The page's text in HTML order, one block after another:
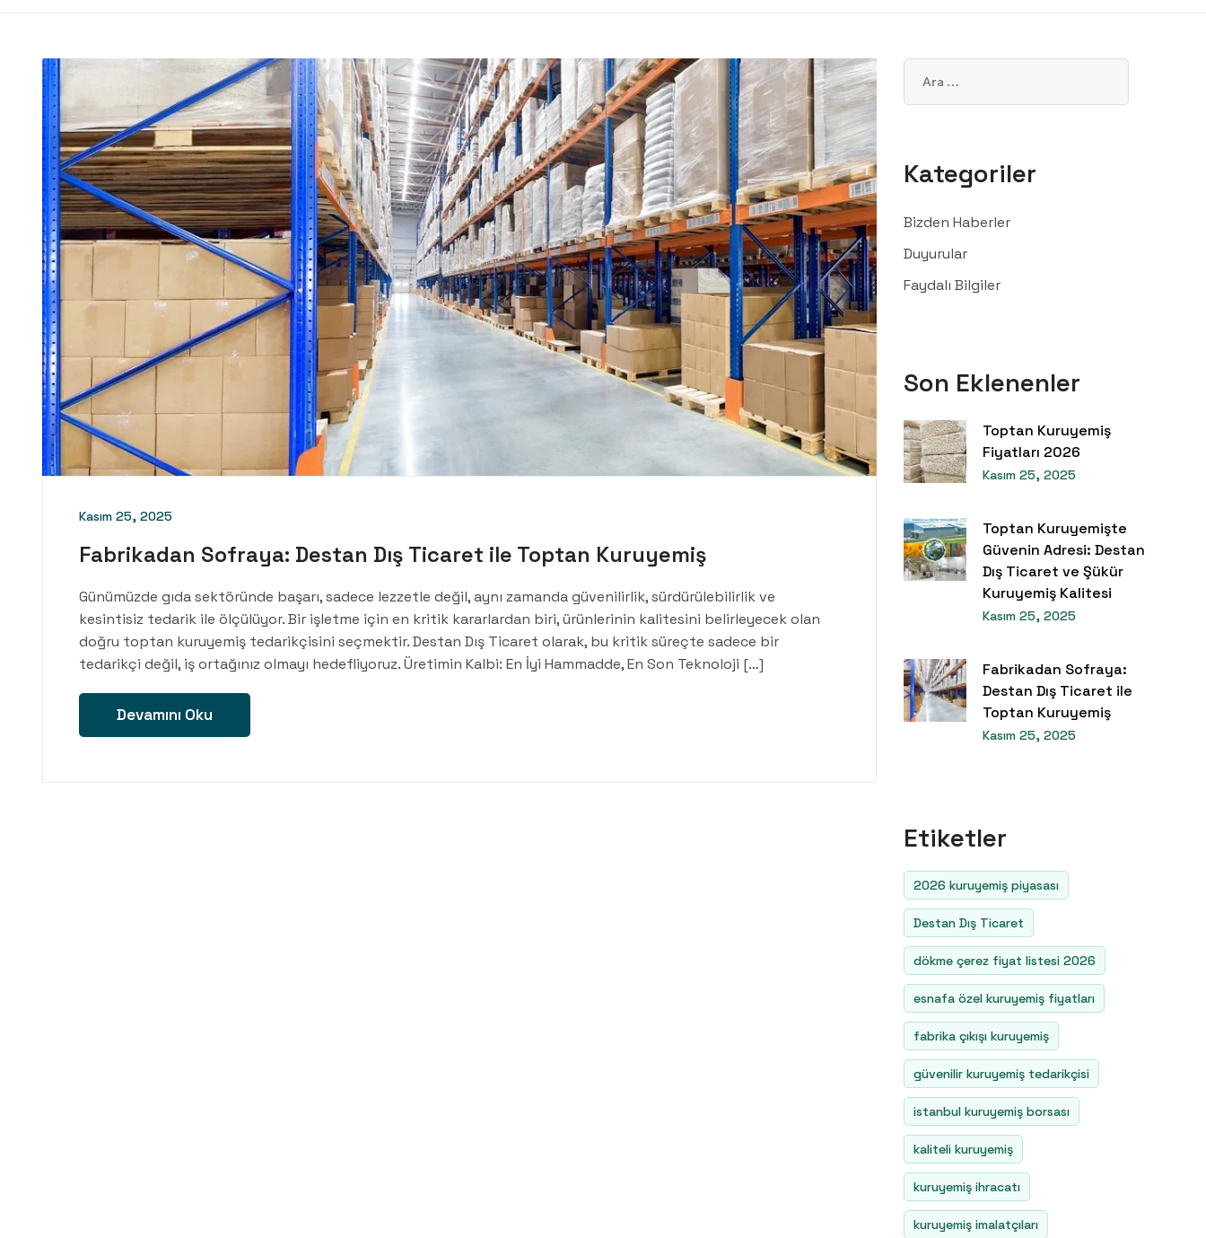
Kasım 25, 2025
Fabrikadan Sofraya: Destan Dış Ticaret ile Toptan Kuruyemiş
Günümüzde gıda sektöründe başarı, sadece lezzetle değil, aynı zamanda güvenilirlik, sürdürülebilirlik ve
kesintisiz tedarik ile ölçülüyor. Bir işletme için en kritik kararlardan biri, ürünlerinin kalitesini belirleyecek olan
doğru toptan kuruyemiş tedarikçisini seçmektir. Destan Dış Ticaret olarak, bu kritik süreçte sadece bir
tedarikçi değil, iş ortağınız olmayı hedefliyoruz. Üretimin Kalbi: En İyi Hammadde, En Son Teknoloji […]
Devamını Oku
Kategoriler
Bizden Haberler
Duyurular
Faydalı Bilgiler
Son Eklenenler
Toptan Kuruyemiş
Fiyatları 2026
Kasım 25, 2025
Toptan Kuruyemişte
Güvenin Adresi: Destan
Dış Ticaret ve Şükür
Kuruyemiş Kalitesi
Kasım 25, 2025
Fabrikadan Sofraya:
Destan Dış Ticaret ile
Toptan Kuruyemiş
Kasım 25, 2025
Etiketler
2026 kuruyemiş piyasası
Destan Dış Ticaret
dökme çerez fiyat listesi 2026
esnafa özel kuruyemiş fiyatları
fabrika çıkışı kuruyemiş
güvenilir kuruyemiş tedarikçisi
istanbul kuruyemiş borsası
kaliteli kuruyemiş
kuruyemiş ihracatı
kuruyemiş imalatçıları